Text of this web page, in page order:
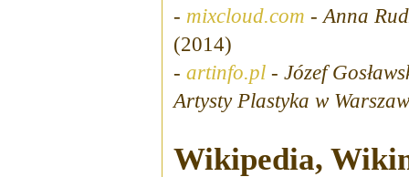
- mixcloud.com -Anna
(2014)
- artinfo.pl - Józef
Artysty Plastyka w
Wikipedia,